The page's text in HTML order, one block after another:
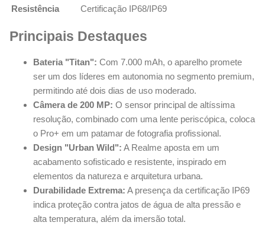
Resistência Certificação IP68/IP69
Principais Destaques
Bateria "Titan": Com 7.000 mAh, o aparelho promete
ser um dos líderes em autonomia no segmento premium,
permitindo até dois dias de uso moderado.
Câmera de 200 MP: O sensor principal de altíssima
resolução, combinado com uma lente periscópica, coloca
o Pro+ em um patamar de fotografia profissional.
Design "Urban Wild": A Realme aposta em um
acabamento sofisticado e resistente, inspirado em
elementos da natureza e arquitetura urbana.
Durabilidade Extrema: A presença da certificação IP69
indica proteção contra jatos de água de alta pressão e
alta temperatura, além da imersão total.